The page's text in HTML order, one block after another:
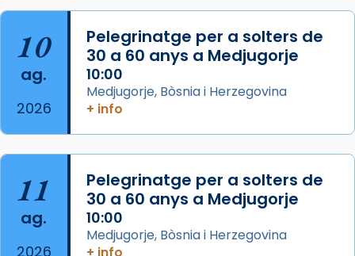
Aquest dilluns, 27 de juliol, ha tingut lloc la
missa d’acció de gràcies en agraïment al
comitè organitzador de la visita apostòlica
del Sant Pare Lleó XIV a Barcelona, i als
col·laboradors, a la Catedral de Barcelona.
L’arquebisbe de Barcelona, el cardenal Joan
Josep Omella, ha presidit la missa i l’ha
concelebrat el bisbe auxiliar de Barcelona,
Mons. David Abadías.
📸 Dr. G. Simón
10
ag.
2026
Pelegrinatge per a solters de
30 a 60 anys a Medjugorje
10:00
Medjugorje, Bòsnia i Herzegovina
+ info
11
ag.
2026
Pelegrinatge per a solters de
30 a 60 anys a Medjugorje
10:00
Medjugorje, Bòsnia i Herzegovina